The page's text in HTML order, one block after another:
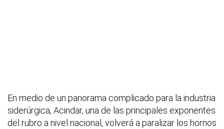
En medio de un panorama complicado para la industria
siderúrgica, Acindar, una de las principales exponentes
del rubro a nivel nacional, volverá a paralizar los hornos